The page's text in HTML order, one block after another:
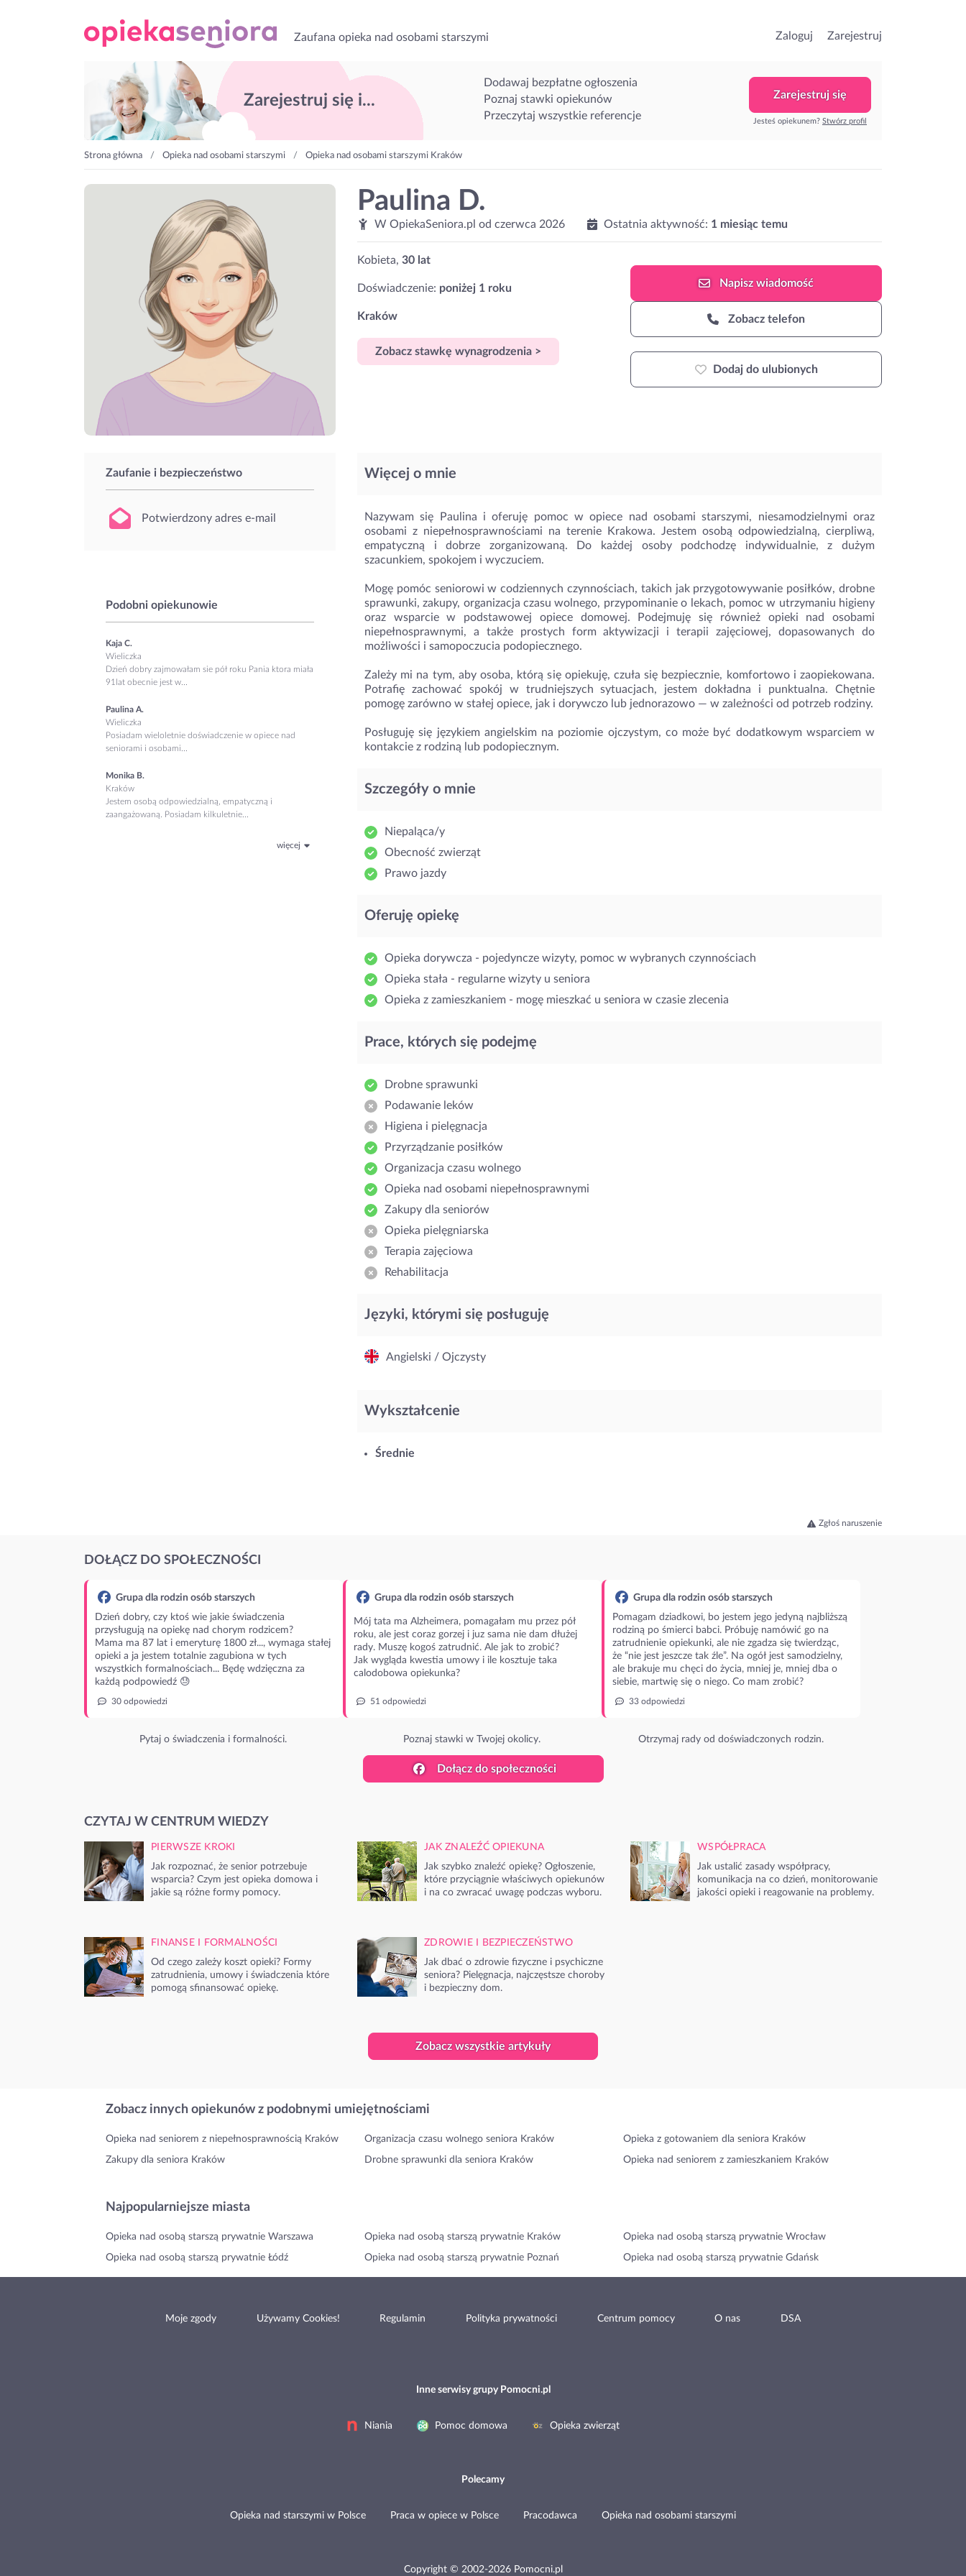
Zaufana opieka nad osobami starszymi Zaloguj Zarejestruj
Zarejestruj się i...
Dodawaj bezpłatne ogłoszenia
Poznaj stawki opiekunów
Przeczytaj wszystkie referencje
Zarejestruj się
Jesteś opiekunem? Stwórz profil
Strona główna Opieka nad osobami starszymi Opieka nad osobami starszymi Kraków
Paulina D.
W OpiekaSeniora.pl od czerwca 2026 Ostatnia aktywność: 1 miesiąc temu
Kobieta, 30 lat
Doświadczenie: poniżej 1 roku
Kraków
Zobacz stawkę wynagrodzenia >
Napiszwiadomość
Zobacz telefon
Dodaj do ulubionych
Zaufanie i bezpieczeństwo
Potwierdzony adres e-mail
Podobni opiekunowie
Kaja C.
Wieliczka
Dzień dobry zajmowałam sie pół roku Pania ktora miała
91lat obecnie jest w...
Paulina A.
Wieliczka
Posiadam wieloletnie doświadczenie w opiece nad
seniorami i osobami...
Monika B.
Kraków
Jestem osobą odpowiedzialną, empatyczną i
zaangażowaną. Posiadam kilkuletnie...
więcej
Więcej o mnie
Nazywam się Paulina i oferuję pomoc w opiece nad osobami starszymi, niesamodzielnymi oraz
osobami z niepełnosprawnościami na terenie Krakowa. Jestem osobą odpowiedzialną, cierpliwą,
empatyczną i dobrze zorganizowaną. Do każdej osoby podchodzę indywidualnie, z dużym
szacunkiem, spokojem i wyczuciem.
Mogę pomóc seniorowi w codziennych czynnościach, takich jak przygotowywanie posiłków, drobne
sprawunki, zakupy, organizacja czasu wolnego, przypominanie o lekach, pomoc w utrzymaniu higieny
oraz wsparcie w podstawowej opiece domowej. Podejmuję się również opieki nad osobami
niepełnosprawnymi, a także prostych form aktywizacji i terapii zajęciowej, dopasowanych do
możliwości i samopoczucia podopiecznego.
Zależy mi na tym, aby osoba, którą się opiekuję, czuła się bezpiecznie, komfortowo i zaopiekowana.
Potrafię zachować spokój w trudniejszych sytuacjach, jestem dokładna i punktualna. Chętnie
pomogę zarówno w stałej opiece, jak i dorywczo lub jednorazowo — w zależności od potrzeb rodziny.
Posługuję się językiem angielskim na poziomie ojczystym, co może być dodatkowym wsparciem w
kontakcie z rodziną lub podopiecznym.
Szczegóły o mnie
Niepaląca/y
Obecność zwierząt
Prawo jazdy
Oferuję opiekę
Opieka dorywcza - pojedyncze wizyty, pomoc w wybranych czynnościach
Opieka stała - regularne wizyty u seniora
Opieka z zamieszkaniem - mogę mieszkać u seniora w czasie zlecenia
Prace, których się podejmę
Drobne sprawunki
Podawanie leków
Higiena i pielęgnacja
Przyrządzanie posiłków
Organizacja czasu wolnego
Opieka nad osobami niepełnosprawnymi
Zakupy dla seniorów
Opieka pielęgniarska
Terapia zajęciowa
Rehabilitacja
Języki, którymi się posługuję
Angielski / Ojczysty
Wykształcenie
Średnie
Zgłoś naruszenie
DOŁĄCZ DO SPOŁECZNOŚCI
Grupa dla rodzin osób starszych
Dzień dobry, czy ktoś wie jakie świadczenia
przysługują na opiekę nad chorym rodzicem?
Mama ma 87 lat i emeryturę 1800 zł..., wymaga stałej
opieki a ja jestem totalnie zagubiona w tych
wszystkich formalnościach... Będę wdzięczna za
każdą podpowiedź 😓
30 odpowiedzi
Pytaj o świadczenia i formalności.
Grupa dla rodzin osób starszych
Mój tata ma Alzheimera, pomagałam mu przez pół
roku, ale jest coraz gorzej i juz sama nie dam dłużej
rady. Muszę kogoś zatrudnić. Ale jak to zrobić?
Jak wygląda kwestia umowy i ile kosztuje taka
calodobowa opiekunka?
51 odpowiedzi
Poznaj stawki w Twojej okolicy.
Grupa dla rodzin osób starszych
Pomagam dziadkowi, bo jestem jego jedyną najbliższą
rodziną po śmierci babci. Próbuję namówić go na
zatrudnienie opiekunki, ale nie zgadza się twierdząc,
że “nie jest jeszcze tak źle”. Na ogół jest samodzielny,
ale brakuje mu chęci do życia, mniej je, mniej dba o
siebie, martwię się o niego. Co mam zrobić?
33 odpowiedzi
Otrzymaj rady od doświadczonych rodzin.
Dołącz do społeczności
CZYTAJ W CENTRUM WIEDZY
PIERWSZE KROKI
Jak rozpoznać, że senior potrzebuje
wsparcia? Czym jest opieka domowa i
jakie są różne formy pomocy.
JAK ZNALEŹĆ OPIEKUNA
Jak szybko znaleźć opiekę? Ogłoszenie,
które przyciągnie właściwych opiekunów
i na co zwracać uwagę podczas wyboru.
WSPÓŁPRACA
Jak ustalić zasady współpracy,
komunikacja na co dzień, monitorowanie
jakości opieki i reagowanie na problemy.
FINANSE I FORMALNOŚCI
Od czego zależy koszt opieki? Formy
zatrudnienia, umowy i świadczenia które
pomogą sfinansować opiekę.
ZDROWIE I BEZPIECZEŃSTWO
Jak dbać o zdrowie fizyczne i psychiczne
seniora? Pielęgnacja, najczęstsze choroby
i bezpieczny dom.
Zobacz wszystkie artykuły
Zobacz innych opiekunów z podobnymi umiejętnościami
Opieka nad seniorem z niepełnosprawnością Kraków Organizacja czasu wolnego seniora Kraków Opieka z gotowaniem dla seniora Kraków
Zakupy dla seniora Kraków Drobne sprawunki dla seniora Kraków Opieka nad seniorem z zamieszkaniem Kraków
Najpopularniejsze miasta
Opieka nad osobą starszą prywatnie Warszawa Opieka nad osobą starszą prywatnie Kraków Opieka nad osobą starszą prywatnie Wrocław
Opieka nad osobą starszą prywatnie Łódź Opieka nad osobą starszą prywatnie Poznań Opieka nad osobą starszą prywatnie Gdańsk
Moje zgody Używamy Cookies! Regulamin Polityka prywatności Centrum pomocy O nas DSA
Inne serwisy grupy Pomocni.pl
Niania Pomoc domowa Opieka zwierząt
Polecamy
Opieka nad starszymi w Polsce Praca w opiece w Polsce Pracodawca Opieka nad osobami starszymi
Copyright © 2002-2026 Pomocni.pl